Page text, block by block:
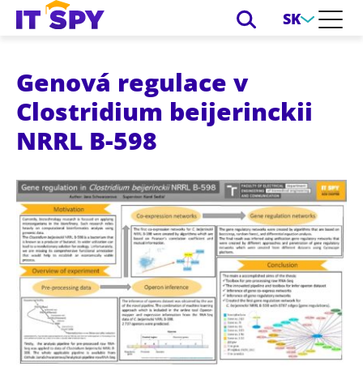
SK
Genová regulace v
Clostridium beijerinckii
NRRL B-598